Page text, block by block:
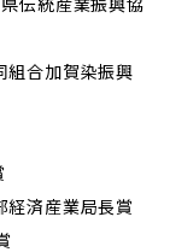
伝統産業振興協
合加賀染振興
済産業局長賞